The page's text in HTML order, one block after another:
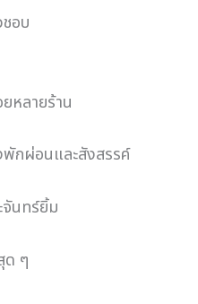
อบ
หลายร้าน
พักผ่อนและสังสรรค์
นทร์ยิ้ม
ด ๆ